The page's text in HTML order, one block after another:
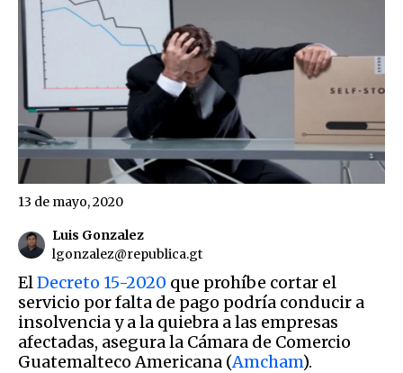
Luis Gonzalez
lgonzalez@republica.gt
13 de mayo, 2020
ElDecreto 15-2020 que prohíbe cortar el
servicio por falta de pago podría conducir a
insolvencia y a la quiebra a las empresas
afectadas, asegura la Cámara de Comercio
Guatemalteco Americana (Amcham).